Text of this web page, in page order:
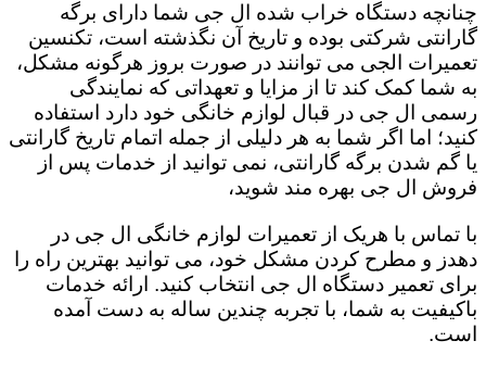
چنانچه دستگاه خراب شده ال جی شما دارای برگه
گارانتی شرکتی بوده و تاریخ آن نگذشته است، تکنسین
تعمیرات الجی می توانند در صورت بروز هرگونه مشکل،
به شما کمک کند تا از مزایا و تعهداتی که نمایندگی
رسمی ال جی در قبال لوازم خانگی خود دارد استفاده
کنید؛ اما اگر شما به هر دلیلی از جمله اتمام تاریخ گارانتی
یا گم شدن برگه گارانتی، نمی توانید از خدمات پس از
فروش ال جی بهره مند شوید،
با تماس با هریک از تعمیرات لوازم خانگی ال جی در
دهدز و مطرح کردن مشکل خود، می توانید بهترین راه را
برای تعمیر دستگاه ال جی انتخاب کنید. ارائه خدمات
باکیفیت به شما، با تجربه چندین ساله به دست آمده
است.